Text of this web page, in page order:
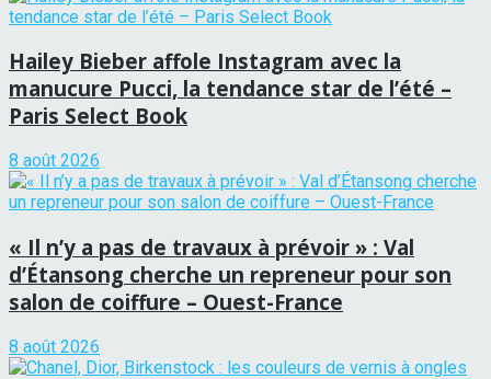
Hailey Bieber affole Instagram avec la
manucure Pucci, la tendance star de l’été –
Paris Select Book
8 août 2026
« Il n’y a pas de travaux à prévoir » : Val
d’Étansong cherche un repreneur pour son
salon de coiffure – Ouest-France
8 août 2026